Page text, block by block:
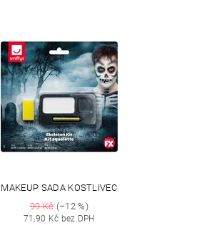
MAKEUP SADA KOSTLIVEC
99 Kč(–12 %)
71,90 Kč bez DPH